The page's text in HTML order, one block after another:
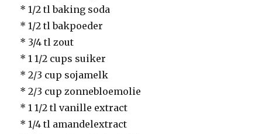
* 1/2 tl baking soda
* 1/2 tl bakpoeder
* 3/4 tl zout
* 1 1/2 cups suiker
* 2/3 cup sojamelk
* 2/3 cup zonnebloemolie
* 1 1/2 tl vanille extract
* 1/4 tl amandelextract